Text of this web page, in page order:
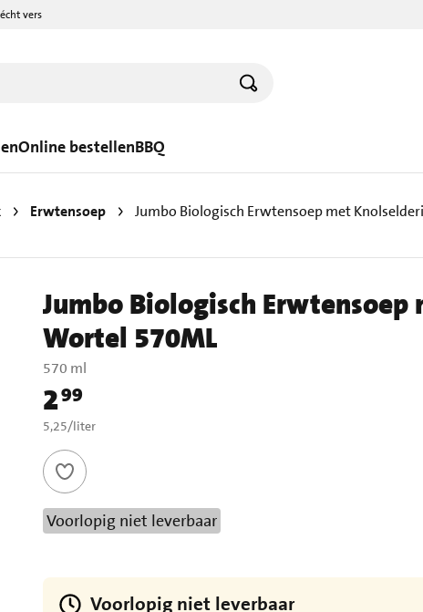
vers
Online bestellenBBQ
Erwtensoep Jumbo Biologisch Erwtensoep met
Jumbo Biologisch
Wortel 570ML
570 ml
Prijs: € 2,99
299
€ 5,25 per liter
5,25/liter
Voorlopig niet leverbaar
Voorlopig niet leverbaar